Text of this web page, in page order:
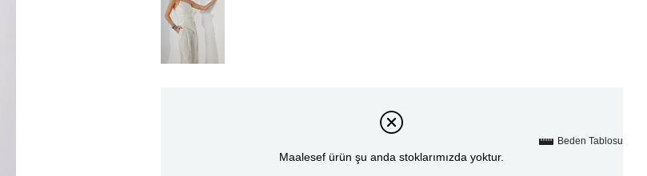
Maalesef ürün şu anda stoklarımızda yoktur.
Beden Tablosu